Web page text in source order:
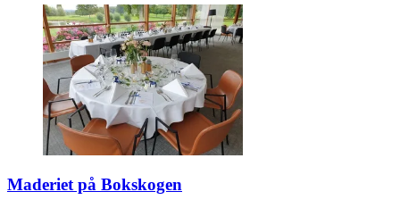
Maderiet på Bokskogen